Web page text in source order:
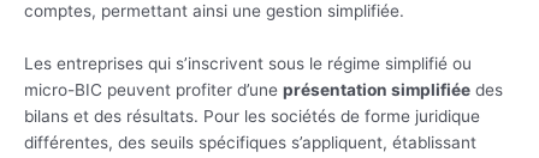
comptes, permettant ainsi une gestion simplifiée.
Les entreprises qui s’inscrivent sous le régime simplifié ou
micro-BIC peuvent profiter d’une présentation simplifiée des
bilans et des résultats. Pour les sociétés de forme juridique
différentes, des seuils spécifiques s’appliquent, établissant